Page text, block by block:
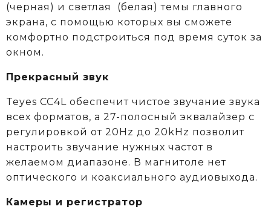
(черная) и светлая (белая) темы главного
экрана, с помощью которых вы сможете
комфортно подстроиться под время суток за
окном.
Прекрасный звук
Teyes CC4L обеспечит чистое звучание звука
всех форматов, а 27-полосный эквалайзер с
регулировкой от 20Hz до 20kHz позволит
настроить звучание нужных частот в
желаемом диапазоне. В магнитоле нет
оптического и коаксиального аудиовыхода.
Камеры и регистратор